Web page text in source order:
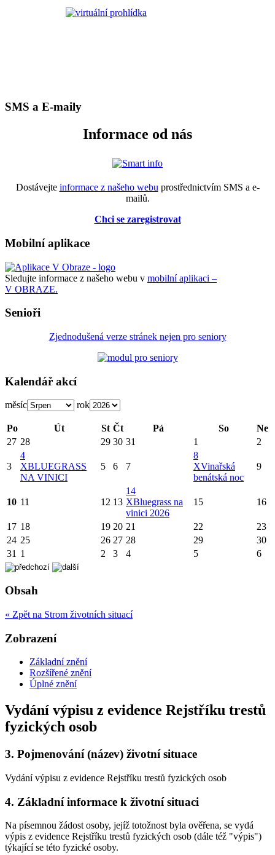
SMS a E-maily
Informace od nás
Dostávejte informace z našeho webu prostřednictvím SMS a e-
mailů.
Chci se zaregistrovat
Mobilní aplikace
Sledujte informace z našeho webu v mobilní aplikaci –
V OBRAZE.
Senioři
Zjednodušená verze stránek nejen pro seniory
Kalendář akcí
měsíc rok
Po Út St Čt Pá So
Ne
27 28 29 30 31 1 2
3
4
XBLUEGRASS
NA VINICI
5 6 7
8
XVinařská
benátská noc
9
10 11 12 13
14
XBluegrass na
vinici 2026
15 16
17 18 19 20 21 22
23
24 25 26 27 28 29
30
31 1 2 3 4 5 6
Obsah
« Zpět na Strom životních situací
Zobrazení
Základní znění
Rozšířené znění
Úplné znění
Vydání výpisu z evidence Rejstříku trestů
fyzických osob
3. Pojmenování (název) životní situace
Vydání výpisu z evidence Rejstříku trestů fyzických osob
4. Základní informace k životní situaci
Na písemnou žádost osoby, jejíž totožnost byla ověřena, se vydá
výpis z evidence Rejstříku trestů fyzických osob (dále též "výpis")
týkající se této fyzické osoby.